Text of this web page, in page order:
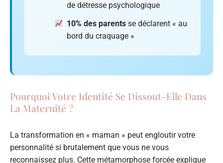
de détresse psychologique
10% des parents se déclarent « au
bord du craquage »
Pourquoi Votre Identité Se Dissout-Elle Dans
La Maternité ?
La transformation en « maman » peut engloutir votre
personnalité si brutalement que vous ne vous
reconnaissez plus. Cette métamorphose forcée explique